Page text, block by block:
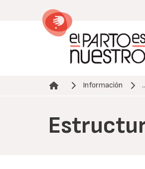
Ruta de navegación
Información